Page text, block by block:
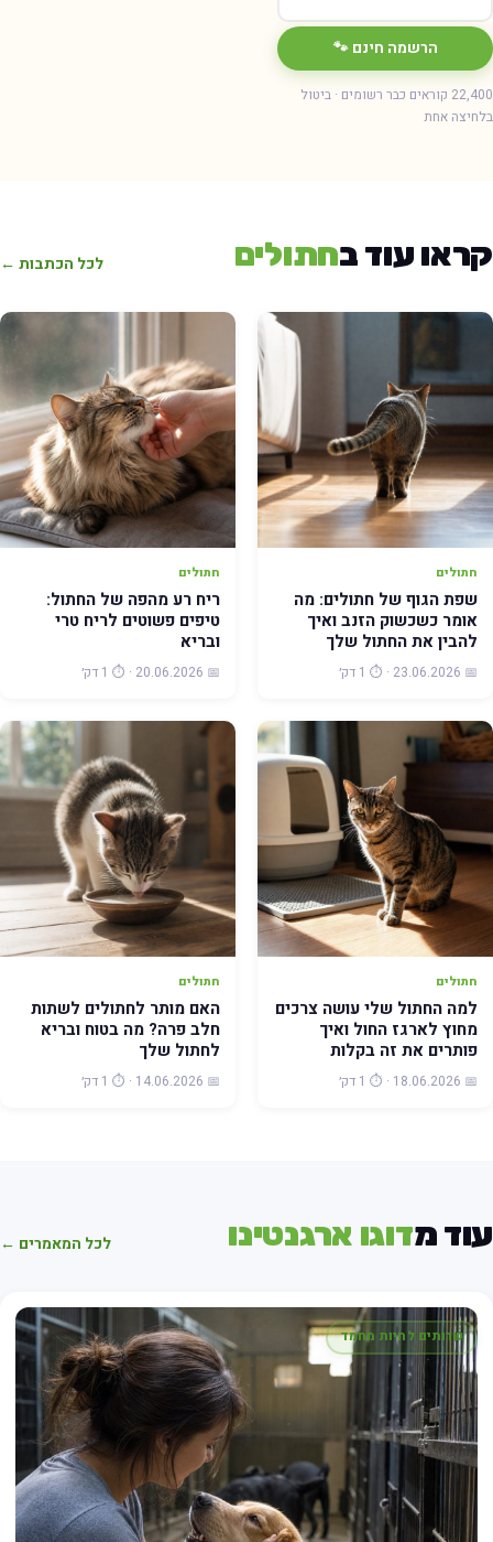
הרשמה חינם 🐾
22,400 קוראים כבר רשומים · ביטול
אחת
עוד בחתולים לכל הכתבות ←
חתולים
שפת הגוף של חתולים: מה
אומר כשכשוק הזנב ואיך
להבין את החתול שלך
📅 23.06.2026 · ⏱️ 1 דק׳
חתולים
ריח רע מהפה של החתול:
טיפים פשוטים לריח טרי
ובריא
📅 20.06.2026 · ⏱️ 1 דק׳
חתולים
למה החתול שלי עושה צרכים
מחוץ לארגז החול ואיך
פותרים את זה בקלות
📅 18.06.2026 · ⏱️ 1 דק׳
חתולים
האם מותר לחתולים לשתות
חלב פרה? מה בטוח ובריא
לחתול שלך
📅 14.06.2026 · ⏱️ 1 דק׳
מדוגו ארגנטינו לכל המאמרים ←
שרותים לחיות מחמד